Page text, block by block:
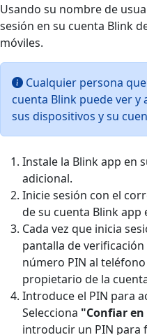
Usando su nombre de
sesión en su cuenta Blink
móviles.
Cualquier persona
cuenta Blink puede ver
sus dispositivos y su
Instale la Blink app en
adicional.
Inicie sesión con el
de su cuenta Blink app
Cada vez que inicia
pantalla de
número PIN al
propietario de la
Introduce el PIN para
Selecciona "Confiar
introducir un PIN para